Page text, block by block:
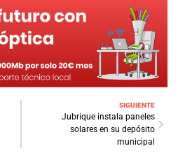
SIGUIENTE
Jubrique instala paneles
solares en su depósito
municipal